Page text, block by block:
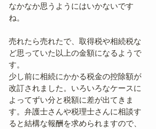
なかなか思うようにはいかないです
ね。
売れたら売れたで、取得税や相続税な
ど思っていた以上の金額になるようで
す。
少し前に相続にかかる税金の控除額が
改訂されました。いろいろなケースに
よってずい分と税額に差が出てきま
す。弁護士さんや税理士さんに相談す
ると結構な報酬を求められますので、